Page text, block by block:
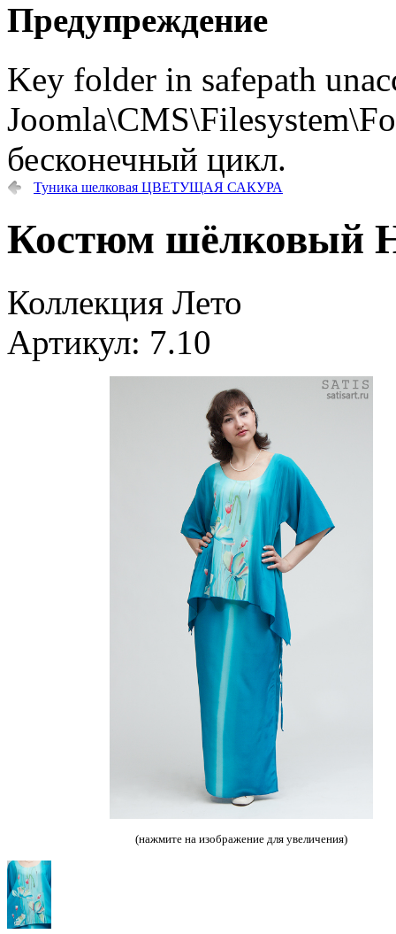
Предупреждение
Key folder in safepath
бесконечный цикл.
Туника шелковая ЦВЕТУЩАЯ САКУРА
Костюм
Коллекция Лето
Артикул: 7.10
(нажмите на изображение для увеличения)